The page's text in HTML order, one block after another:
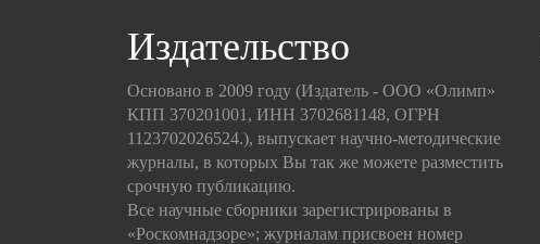
Издательство
Основано в 2009 году (Издатель - ООО «Олимп»
КПП 370201001, ИНН 3702681148, ОГРН
1123702026524.), выпускает научно-методические
журналы, в которых Вы так же можете разместить
срочную публикацию.
Все научные сборники зарегистрированы в
«Роскомнадзоре»; журналам присвоен номер